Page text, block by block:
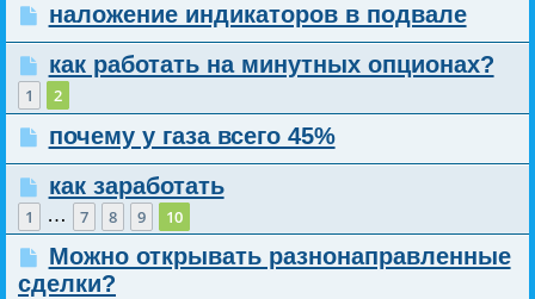
наложение индикаторов в подвале
как работать на минутных опционах?
1 2
почему у газа всего 45%
как заработать
1 … 7 8 9 10
Можно открывать разнонаправленные
сделки?